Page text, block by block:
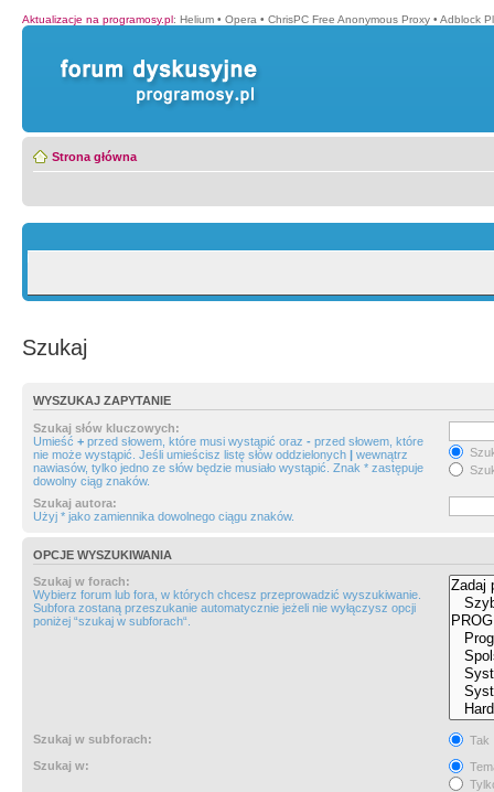
Aktualizacje na programosy.pl: Helium • Opera • ChrisPC Free Anonymous Proxy • Adblock
Strona główna
Szukaj
WYSZUKAJ ZAPYTANIE
Szukaj słów kluczowych:
Umieść + przed słowem, które musi wystąpić oraz - przed słowem, które
nie może wystąpić. Jeśli umieścisz listę słów oddzielonych | wewnątrz
nawiasów, tylko jedno ze słów będzie musiało wystąpić. Znak * zastępuje
dowolny ciąg znaków.
Szukaj autora:
Użyj * jako zamiennika dowolnego ciągu znaków.
OPCJE WYSZUKIWANIA
Szukaj w forach:
Wybierz forum lub fora, w których chcesz przeprowadzić wyszukiwanie.
Subfora zostaną przeszukanie automatycznie jeżeli nie wyłączysz opcji
poniżej “szukaj w subforach“.
Szukaj w subforach:
Tak
Szukaj w: